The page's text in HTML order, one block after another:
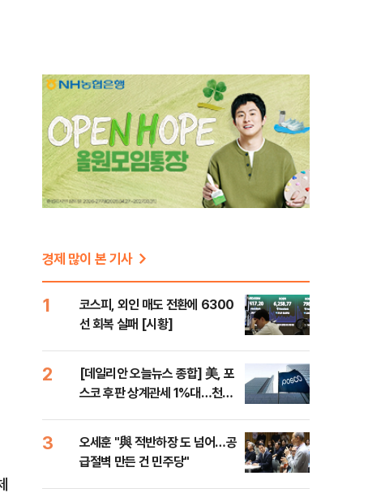
경제 많이 본 기사
1
코스피, 외인 매도 전환에 6300
선 회복 실패 [시황]
2
[데일리안 오늘뉴스 종합] 美, 포
스코 후판 상계관세 1%대…천하
3
오세훈 "與 적반하장 도 넘어…공
급절벽 만든 건 민주당"